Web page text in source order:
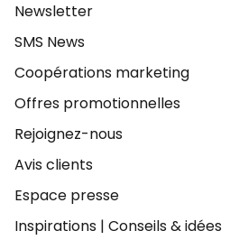
Newsletter
SMS News
Coopérations marketing
Offres promotionnelles
Rejoignez-nous
Avis clients
Espace presse
Inspirations | Conseils & idées